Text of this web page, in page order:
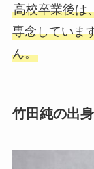
高校卒業後は
専念していま
ん。
竹田純の出